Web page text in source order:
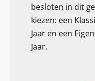
besloten in dit
kiezen: een
Jaar en een
Jaar.